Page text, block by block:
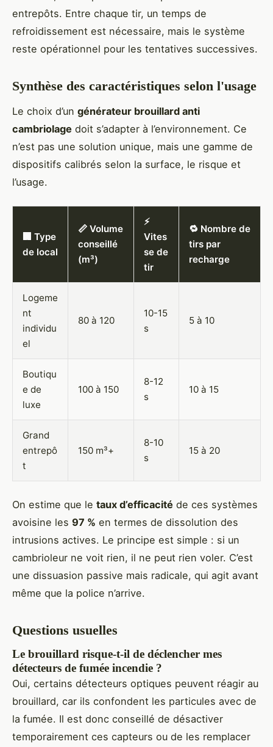
entrepôts. Entre chaque tir, un temps de
refroidissement est nécessaire, mais le système
reste opérationnel pour les tentatives successives.
Synthèse des caractéristiques selon l'usage
Le choix d’un générateur brouillard anti
cambriolage doit s’adapter à l’environnement. Ce
n’est pas une solution unique, mais une gamme de
dispositifs calibrés selon la surface, le risque et
l’usage.
🏢 Type
de local
📏 Volume
conseillé
(m³)
⚡
Vites
se de
tir
🔁 Nombre de
tirs par
recharge
Logeme
nt
individu
el
80 à 120
10-15
s
5 à 10
Boutiqu
e de
luxe
100 à 150
8-12
s
10 à 15
Grand
entrepô
t
150 m³+
8-10
s
15 à 20
On estime que le taux d’efficacité de ces systèmes
avoisine les 97 % en termes de dissolution des
intrusions actives. Le principe est simple : si un
cambrioleur ne voit rien, il ne peut rien voler. C’est
une dissuasion passive mais radicale, qui agit avant
même que la police n’arrive.
Questions usuelles
Le brouillard risque-t-il de déclencher mes
détecteurs de fumée incendie ?
Oui, certains détecteurs optiques peuvent réagir au
brouillard, car ils confondent les particules avec de
la fumée. Il est donc conseillé de désactiver
temporairement ces capteurs ou de les remplacer